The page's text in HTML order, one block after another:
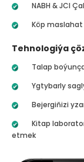
NABH & JCI
Köp
Tehnologiýa
Talap
Ygtybarly
Bejergiňizi
Kitap
etmek